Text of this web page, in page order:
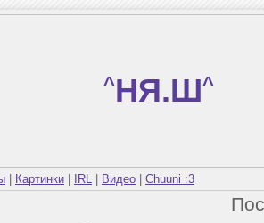
^НЯ.Ш^
Картинки IRL Видео Chuuni :3